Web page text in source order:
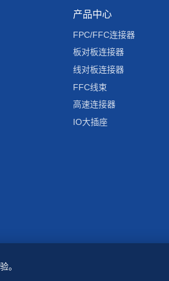
产品中心
FPC/FFC连接器
板对板连接器
线对板连接器
FFC线束
高速连接器
IO大插座
。